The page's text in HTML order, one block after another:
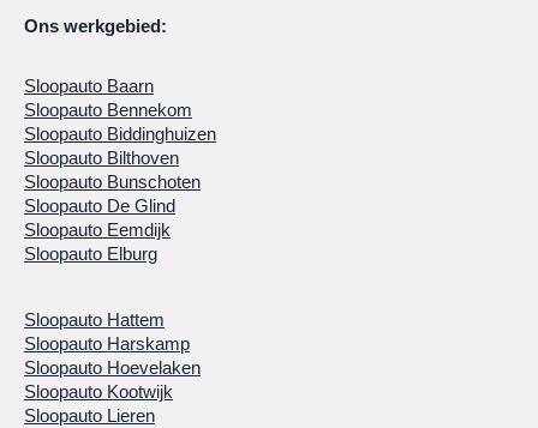
Ons werkgebied:
Sloopauto Baarn
Sloopauto Bennekom
Sloopauto Biddinghuizen
Sloopauto Bilthoven
Sloopauto Bunschoten
Sloopauto De Glind
Sloopauto Eemdijk
Sloopauto Elburg
Sloopauto Hattem
Sloopauto Harskamp
Sloopauto Hoevelaken
Sloopauto Kootwijk
Sloopauto Lieren